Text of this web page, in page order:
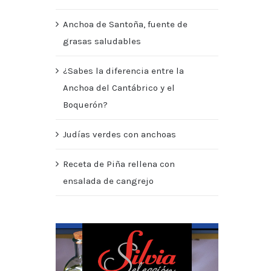
Anchoa de Santoña, fuente de
grasas saludables
¿Sabes la diferencia entre la
Anchoa del Cantábrico y el
Boquerón?
Judías verdes con anchoas
Receta de Piña rellena con
ensalada de cangrejo